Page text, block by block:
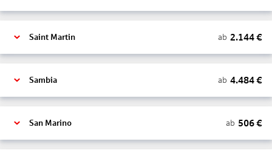
Saint Martin ab 2.144€
Sambia ab 4.484€
San Marino ab 506€